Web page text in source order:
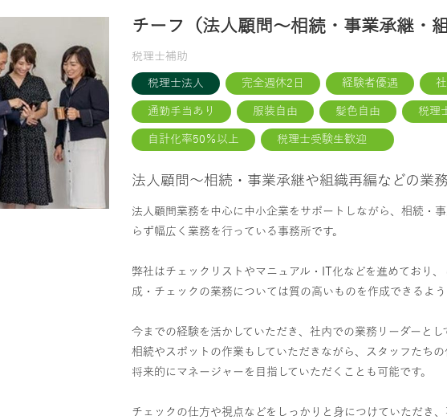
チーフ（法人顧問～相続・事業承継・
税理士補助
税理士法人 完全週休2日 経験者優遇
通勤手当あり 服装自由 髪色自由 税理
自計化率50％以上 税理士受験生歓迎
法人顧問～相続・事業承継や組織再編などの業
法人顧問業務を中心に中小企業をサポートしながら、相続・
らず幅広く業務を行っている事務所です。
弊社はチェックリストやマニュアル・IT化などを進めており
成・チェックの業務については質の高いものを作成できるよ
今までの経験を活かしていただき、社内での業務リーダーと
相続やスポットの作業もしていただきながら、スタッフたち
将来的にマネージャーを目指していただくことも可能です。
チェックの仕方や視点などをしっかりと身につけていただき